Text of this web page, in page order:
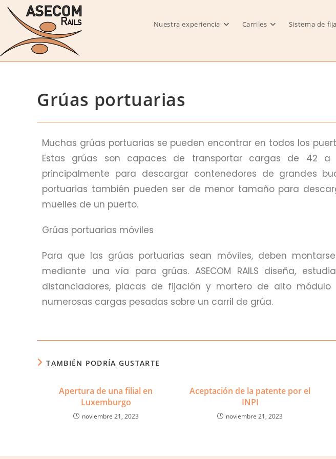
Nuestra experiencia Carriles Sistema de
Grúas portuarias
Muchas grúas portuarias se pueden encontrar en todos los
Estas grúas son capaces de transportar cargas de 42 a
principalmente para descargar contenedores de grandes
portuarias también pueden ser de menor tamaño para
muelles de un puerto.
Grúas portuarias móviles
Para que las grúas portuarias sean móviles, deben
mediante una vía para grúas. ASECOM RAILS diseña,
distanciadores, placas de fijación y mortero de alto módulo
numerosas cargas pesadas sobre un carril de grúa.
TAMBIÉN PODRÍA GUSTARTE
Apertura de una filial en
Luxemburgo
noviembre 21, 2023
Aceptación de la patente por el
INPI
noviembre 21, 2023